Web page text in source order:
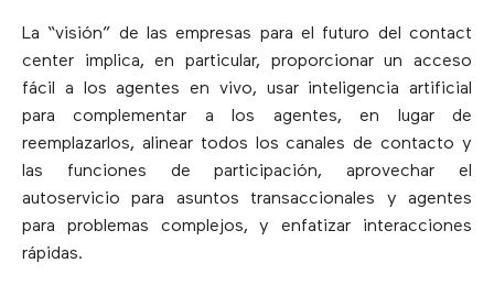
La “visión” de las empresas para el futuro del contact
center implica, en particular, proporcionar un acceso
fácil a los agentes en vivo, usar inteligencia artificial
para complementar a los agentes, en lugar de
reemplazarlos, alinear todos los canales de contacto y
las funciones de participación, aprovechar el
autoservicio para asuntos transaccionales y agentes
para problemas complejos, y enfatizar interacciones
rápidas.